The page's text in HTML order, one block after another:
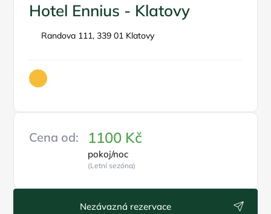
Hotel Ennius - Klatovy
Randova 111, 339 01 Klatovy
Cena od: 1100 Kč
pokoj/noc
(Letní sezóna)
Nezávazná rezervace